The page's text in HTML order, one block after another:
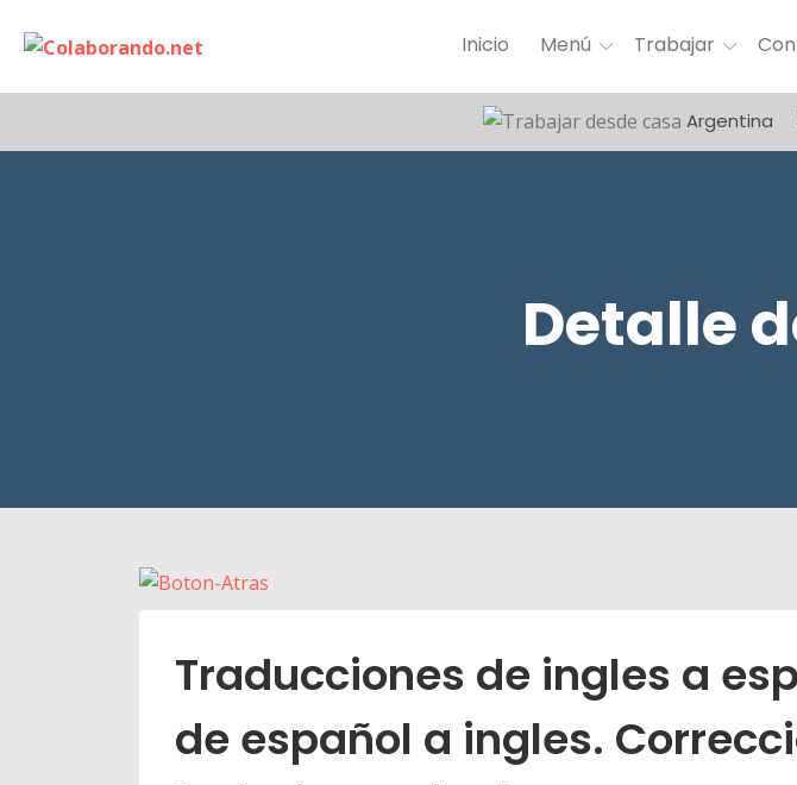
Inicio Menú Trabajar
Argentina
Detalle
Traducciones de ingles a
de español a ingles.